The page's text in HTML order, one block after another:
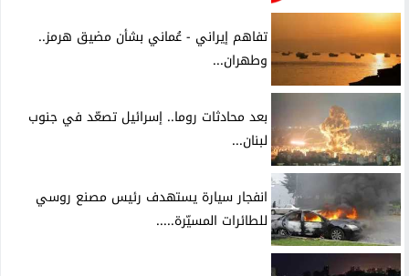
تفاهم إيراني - عُماني بشأن مضيق هرمز..
وطهران...
بعد محادثات روما.. إسرائيل تصعّد في جنوب
لبنان...
انفجار سيارة يستهدف رئيس مصنع روسي
للطائرات المسيّرة.....